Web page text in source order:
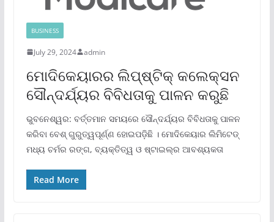
BUSINESS
July 29, 2024 admin
ମୋଦିକେୟାରର ଲିପ୍‌ଷ୍ଟିକ୍ କଲେକ୍ସନ
ସୌନ୍ଦର୍ଯ୍ୟର ବିବିଧତାକୁ ପାଳନ କରୁଛି
ଭୁବନେଶ୍ୱର: ବର୍ତ୍ତମାନ ସମୟରେ ସୌନ୍ଦର୍ଯ୍ୟର ବିବିଧତାକୁ ପାଳନ
କରିବା ବେଶ୍ ଗୁରୁତ୍ୱପୂର୍ଣ୍ଣ ହୋଇପଡ଼ିଛି । ମୋଦିକେୟାର ଲିମିଟେଡ୍
ମଧ୍ୟ ଚର୍ମର ରଙ୍ଗ, ବ୍ୟକ୍ତିତ୍ୱ ଓ ଷ୍ଟାଇଲ୍‌ର ଆବଶ୍ୟକତା
Read More